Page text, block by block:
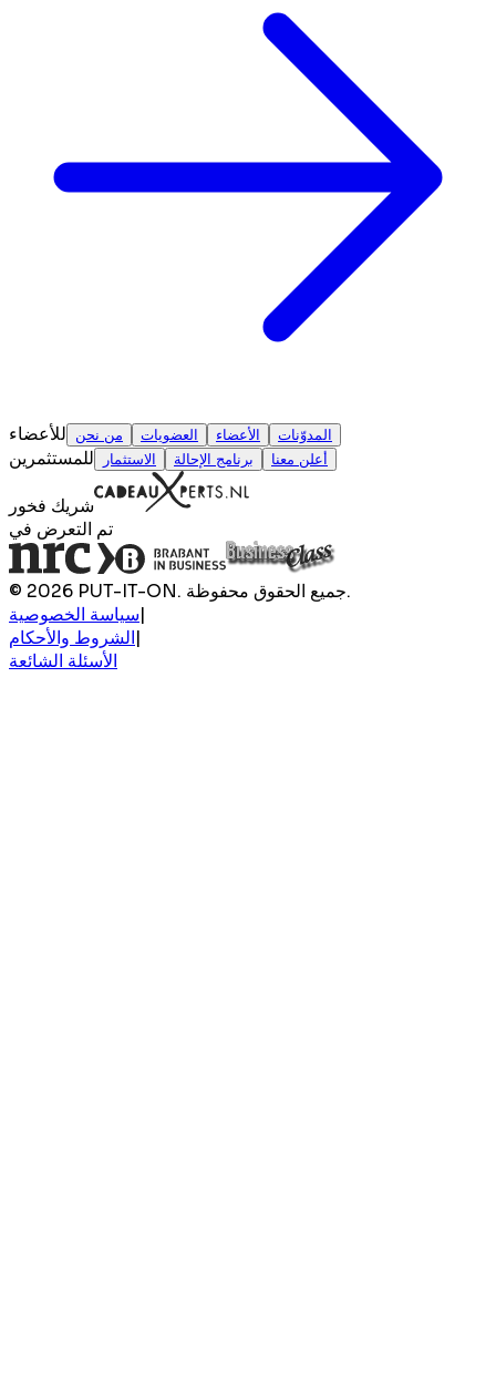
للأعضاء من نحن العضويات الأعضاء المدوّنات
للمستثمرين الاستثمار برنامج الإحالة أعلن معنا
شريك فخور
تم التعرض في
© 2026 PUT-IT-ON. جميع الحقوق محفوظة.
سياسة الخصوصية|
الشروط والأحكام|
الأسئلة الشائعة